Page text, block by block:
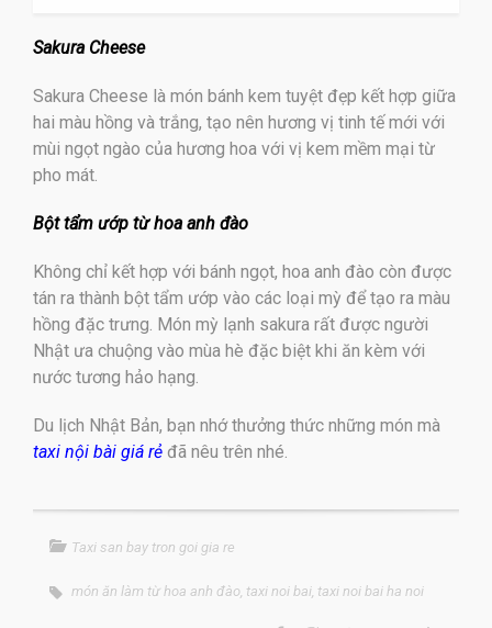
Sakura Cheese
Sakura Cheese là món bánh kem tuyệt đẹp kết hợp giữa
hai màu hồng và trắng, tạo nên hương vị tinh tế mới với
mùi ngọt ngào của hương hoa với vị kem mềm mại từ
pho mát.
Bột tẩm ướp từ hoa anh đào
Không chỉ kết hợp với bánh ngọt, hoa anh đào còn được
tán ra thành bột tẩm ướp vào các loại mỳ để tạo ra màu
hồng đặc trưng. Món mỳ lạnh sakura rất được người
Nhật ưa chuộng vào mùa hè đặc biệt khi ăn kèm với
nước tương hảo hạng.
Du lịch Nhật Bản, bạn nhớ thưởng thức những món mà
taxi nội bài giá rẻ đã nêu trên nhé.
Taxi san bay tron goi gia re
món ăn làm từ hoa anh đào, taxi noi bai, taxi noi bai ha noi